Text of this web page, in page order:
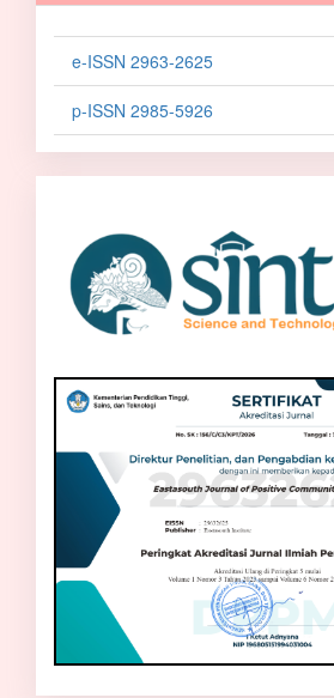
e-ISSN 2963-2625
p-ISSN 2985-5926